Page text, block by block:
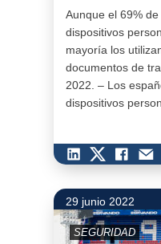
Aunque el 69%
dispositivos
mayoría los
documentos de
2022. – Los
dispositivos
29 junio 2022
SEGURIDAD